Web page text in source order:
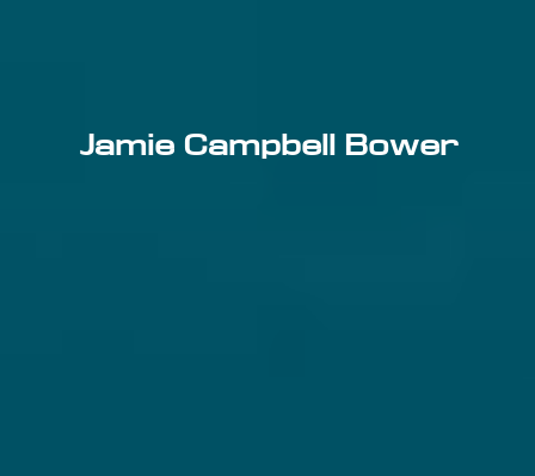
Jamie Campbell Bower